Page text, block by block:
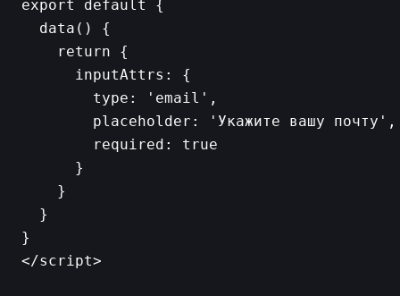
export default {
  data() {
    return {
      inputAttrs: {
        type: 'email',
        placeholder: 'Укажите вашу почту',
        required: true
      }
    }
  }
}
</script>